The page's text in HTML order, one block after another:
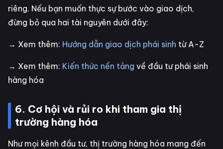
riêng. Nếu bạn muốn thực sự bước vào giao dịch,
đừng bỏ qua hai tài nguyên dưới đây:
→ Xem thêm: Hướng dẫn giao dịch phái sinh từ A-Z
→ Xem thêm: Kiến thức nền tảng về đầu tư phái sinh
hàng hóa
6. Cơ hội và rủi ro khi tham gia thị
trường hàng hóa
Như mọi kênh đầu tư, thị trường hàng hóa mang đến